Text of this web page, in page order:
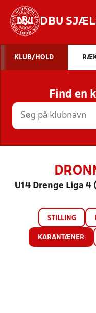
DBU
STILLINGER,
KLUB/HOLD
Find en
U14 Drenge Liga 4
STILLING
KARANTÆNER